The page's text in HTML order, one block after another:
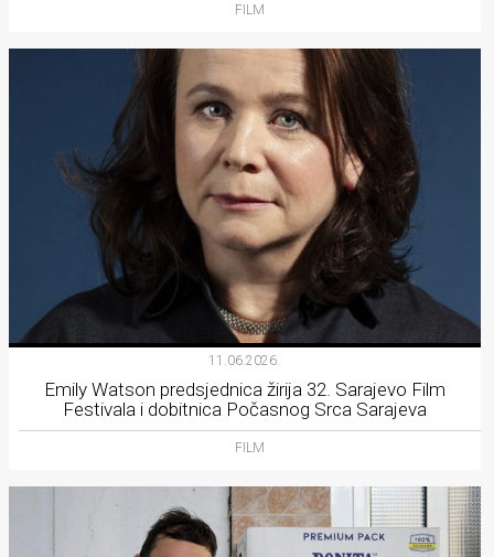
FILM
11.06.2026.
Emily Watson predsjednica žirija 32. Sarajevo Film
Festivala i dobitnica Počasnog Srca Sarajeva
FILM